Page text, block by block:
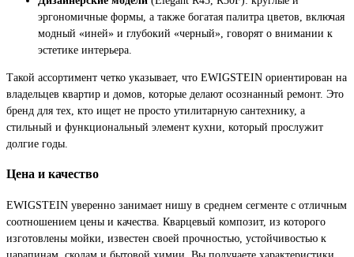
эргономичные формы, а также богатая палитра цветов, включая
модный «иней» и глубокий «черный», говорят о внимании к
эстетике интерьера.
Такой ассортимент четко указывает, что EWIGSTEIN ориентирован на
владельцев квартир и домов, которые делают осознанный ремонт. Это
бренд для тех, кто ищет не просто утилитарную сантехнику, а
стильный и функциональный элемент кухни, который прослужит
долгие годы.
Цена и качество
EWIGSTEIN уверенно занимает нишу в среднем сегменте с отличным
соотношением цены и качества. Кварцевый композит, из которого
изготовлены мойки, известен своей прочностью, устойчивостью к
царапинам, сколам и бытовой химии. Вы получаете характеристики,